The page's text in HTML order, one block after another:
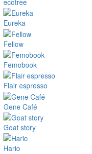
Eureka
Fellow
Femobook
Flair espresso
Gene Café
Goat story
Hario